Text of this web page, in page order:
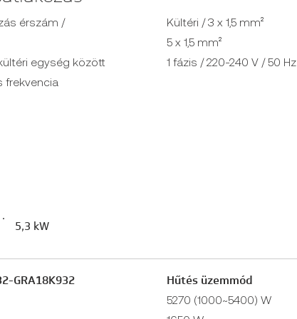
Kültéri / 3 x 1,5 mm²
5 x 1,5 mm²
1 fázis / 220-240 V / 50 Hz
érszám /
egység között
frekvencia
5,3 kW
Hűtés üzemmód
5270 (1000~5400) W
GRA18K932